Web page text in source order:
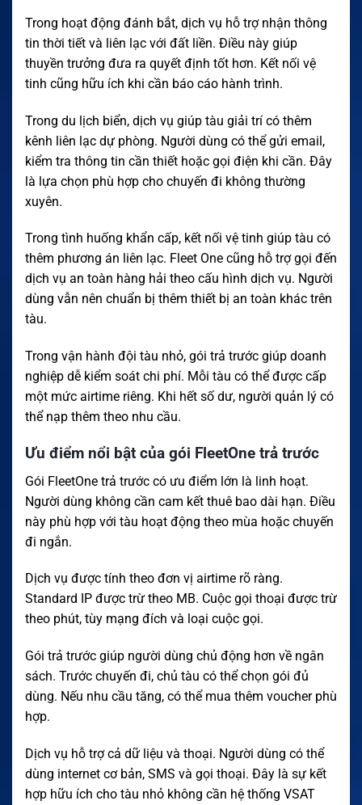
Trong hoạt động đánh bắt, dịch vụ hỗ trợ nhận thông
tin thời tiết và liên lạc với đất liền. Điều này giúp
thuyền trưởng đưa ra quyết định tốt hơn. Kết nối vệ
tinh cũng hữu ích khi cần báo cáo hành trình.
Trong du lịch biển, dịch vụ giúp tàu giải trí có thêm
kênh liên lạc dự phòng. Người dùng có thể gửi email,
kiểm tra thông tin cần thiết hoặc gọi điện khi cần. Đây
là lựa chọn phù hợp cho chuyến đi không thường
xuyên.
Trong tình huống khẩn cấp, kết nối vệ tinh giúp tàu có
thêm phương án liên lạc. Fleet One cũng hỗ trợ gọi đến
dịch vụ an toàn hàng hải theo cấu hình dịch vụ. Người
dùng vẫn nên chuẩn bị thêm thiết bị an toàn khác trên
tàu.
Trong vận hành đội tàu nhỏ, gói trả trước giúp doanh
nghiệp dễ kiểm soát chi phí. Mỗi tàu có thể được cấp
một mức airtime riêng. Khi hết số dư, người quản lý có
thể nạp thêm theo nhu cầu.
Ưu điểm nổi bật của gói FleetOne trả trước
Gói FleetOne trả trước có ưu điểm lớn là linh hoạt.
Người dùng không cần cam kết thuê bao dài hạn. Điều
này phù hợp với tàu hoạt động theo mùa hoặc chuyến
đi ngắn.
Dịch vụ được tính theo đơn vị airtime rõ ràng.
Standard IP được trừ theo MB. Cuộc gọi thoại được trừ
theo phút, tùy mạng đích và loại cuộc gọi.
Gói trả trước giúp người dùng chủ động hơn về ngân
sách. Trước chuyến đi, chủ tàu có thể chọn gói đủ
dùng. Nếu nhu cầu tăng, có thể mua thêm voucher phù
hợp.
Dịch vụ hỗ trợ cả dữ liệu và thoại. Người dùng có thể
dùng internet cơ bản, SMS và gọi thoại. Đây là sự kết
hợp hữu ích cho tàu nhỏ không cần hệ thống VSAT